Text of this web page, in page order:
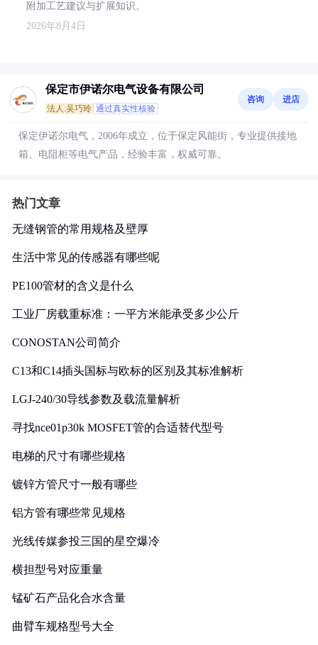
附加工艺建议与扩展知识。
2026年8月4日
保定市伊诺尔电气设备有限公司
法人:吴巧玲 通过真实性核验
咨询 进店
保定伊诺尔电气，2006年成立，位于保定风能街，专业提供接地
箱、电阻柜等电气产品，经验丰富，权威可靠。
热门文章
无缝钢管的常用规格及壁厚
生活中常见的传感器有哪些呢
PE100管材的含义是什么
工业厂房载重标准：一平方米能承受多少公斤
CONOSTAN公司简介
C13和C14插头国标与欧标的区别及其标准解析
LGJ-240/30导线参数及载流量解析
寻找nce01p30k MOSFET管的合适替代型号
电梯的尺寸有哪些规格
镀锌方管尺寸一般有哪些
铝方管有哪些常见规格
光线传媒参投三国的星空爆冷
横担型号对应重量
锰矿石产品化合水含量
曲臂车规格型号大全